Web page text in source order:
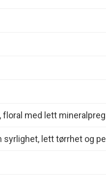
floral med lett mineralpreg
lett tørrhet og